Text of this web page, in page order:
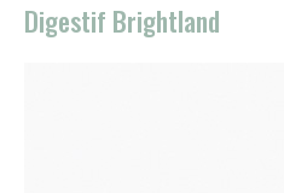
Digestif Brightland